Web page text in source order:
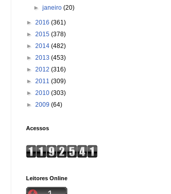
►janeiro(20)
► 2016 (361)
► 2015 (378)
► 2014 (482)
► 2013 (453)
► 2012 (316)
► 2011 (309)
► 2010 (303)
► 2009 (64)
Acessos
Leitores Online